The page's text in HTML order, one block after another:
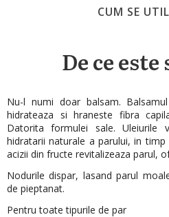
CUM SE
De ce
Nu-l numi doar balsam.
hidrateaza si hraneste fibra
Datorita formulei sale. Uleiurile
hidratarii naturale a parului, in
acizii din fructe revitalizeaza parul,
Nodurile dispar, lasand parul
de pieptanat.
Pentru toate tipurile de par